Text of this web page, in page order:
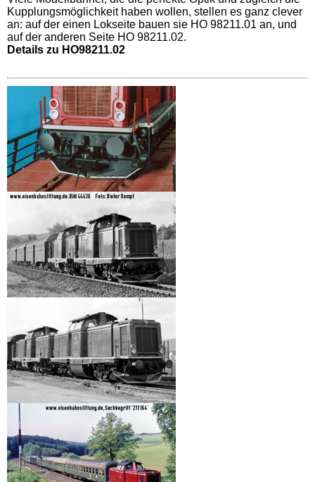
Kupplungsmöglichkeit haben wollen, stellen es ganz clever
an: auf der einen Lokseite bauen sie HO 98211.01 an, und
auf der anderen Seite HO 98211.02.
Details zu HO98211.02